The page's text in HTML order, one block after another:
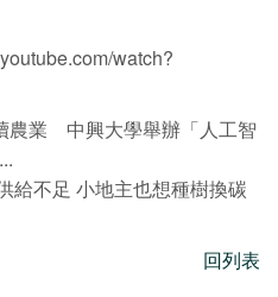
watch?
農業 中興大學舉辦「人工智
給不足 小地主也想種樹換碳
回列表